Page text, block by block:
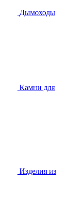
Дымоходы
Камни для
Изделия из